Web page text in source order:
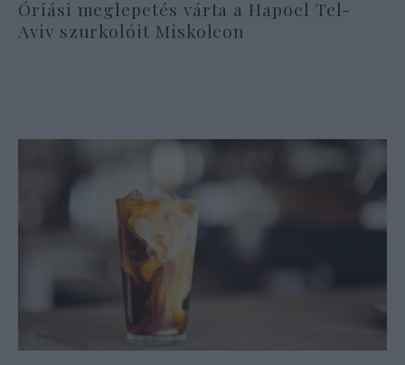
Óriási meglepetés várta a Hapoel Tel-
Aviv szurkolóit Miskolcon